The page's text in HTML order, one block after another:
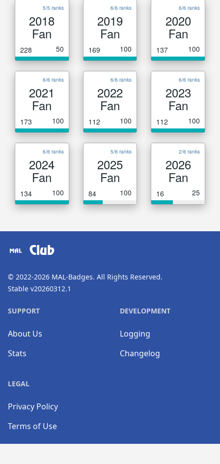
5/5 ranks
2018
Fan
228 50
6/6 ranks
2019
Fan
169 100
6/6 ranks
2020
Fan
137 100
6/6 ranks
2021
Fan
173 100
6/6 ranks
2022
Fan
112 100
6/6 ranks
2023
Fan
112 100
6/6 ranks
2024
Fan
134 100
5/6 ranks
2025
Fan
84 100
2/6 ranks
2026
Fan
16 25
Club
© 2022-2026 MAL-Badges. All Rights Reserved.
Stable v20260312.1
SUPPORT
About Us
Stats
DEVELOPMENT
Logging
Changelog
LEGAL
Privacy Policy
Terms of Use